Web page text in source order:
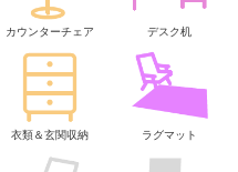
カウンターチェア デスク机
衣類＆玄関収納 ラグマット